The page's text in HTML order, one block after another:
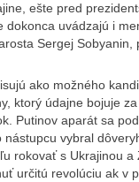
ešte pred
dokonca uvádzajú i
Sergej
ako možného
ktorý údajne bojuje
Putinov aparát sa
nástupcu vybral
rokovať s Ukrajinou
určitú revolúciu ak v